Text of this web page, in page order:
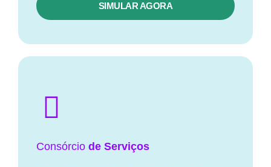
SIMULAR AGORA
Consórcio de Serviços